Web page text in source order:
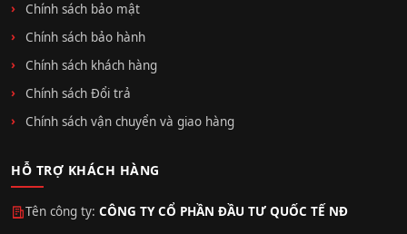
Chính sách bảo mật
Chính sách bảo hành
Chính sách khách hàng
Chính sách Đổi trả
Chính sách vận chuyển và giao hàng
HỖ TRỢ KHÁCH HÀNG
Tên công ty: CÔNG TY CỔ PHẦN ĐẦU TƯ QUỐC TẾ NĐ